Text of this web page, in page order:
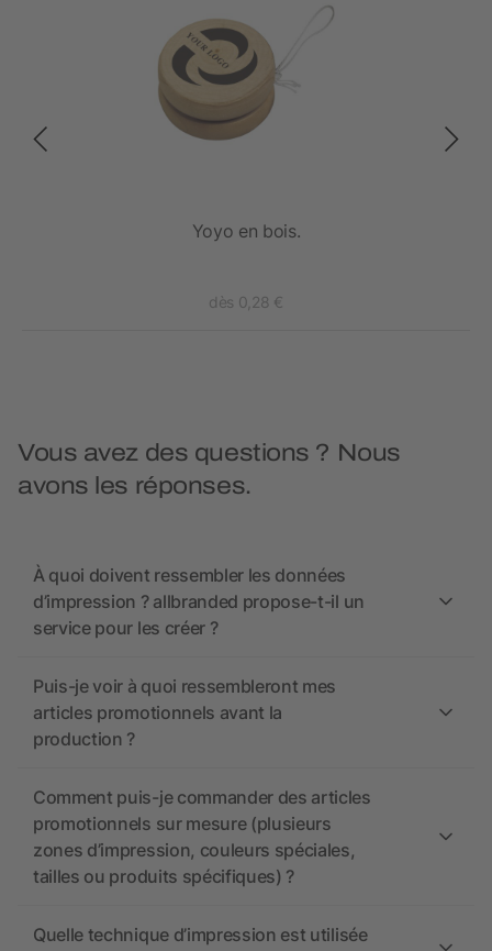
Yoyo en bois.
dès 0,28 €
Vous avez des questions ? Nous
avons les réponses.
À quoi doivent ressembler les données
d’impression ? allbranded propose-t-il un
service pour les créer ?
Puis-je voir à quoi ressembleront mes
articles promotionnels avant la
production ?
Comment puis-je commander des articles
promotionnels sur mesure (plusieurs
zones d’impression, couleurs spéciales,
tailles ou produits spécifiques) ?
Quelle technique d’impression est utilisée